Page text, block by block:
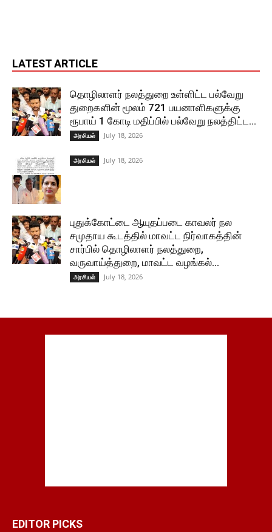
LATEST ARTICLE
தொழிலாளர் நலத்துறை உள்ளிட்ட பல்வேறு
துறைகளின் மூலம் 721 பயனாளிகளுக்கு
ரூபாய் 1 கோடி மதிப்பில் பல்வேறு நலத்திட்ட...
அரசியல் July 18, 2026
அரசியல் July 18, 2026
புதுக்கோட்டை ஆயுதப்படை காவலர் நல
சமுதாய கூடத்தில் மாவட்ட நிர்வாகத்தின்
சார்பில் தொழிலாளர் நலத்துறை,
வருவாய்த்துறை, மாவட்ட வழங்கல்...
அரசியல் July 18, 2026
EDITOR PICKS